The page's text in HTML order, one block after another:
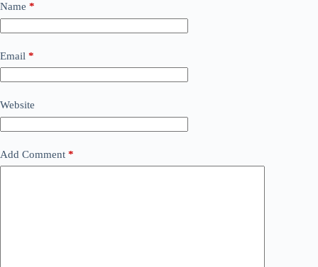
Name *
Email *
Website
Add Comment *